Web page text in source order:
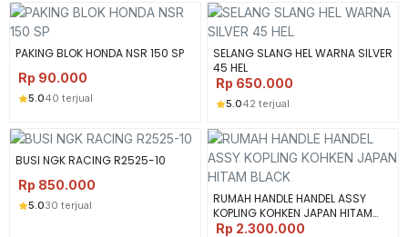
PAKING BLOK HONDA NSR 150 SP
Rp 90.000
5.040 terjual
SELANG SLANG HEL WARNA SILVER
45 HEL
Rp 650.000
5.042 terjual
BUSI NGK RACING R2525-10
Rp 850.000
5.030 terjual
RUMAH HANDLE HANDEL ASSY
KOPLING KOHKEN JAPAN HITAM
BLACK
Rp 2.300.000